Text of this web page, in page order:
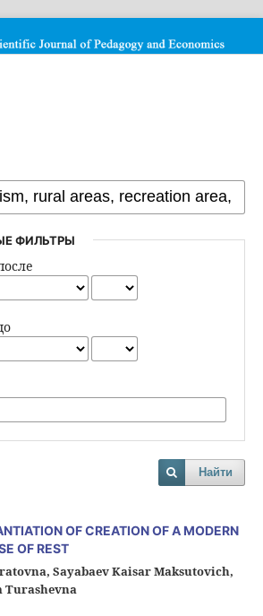
ФИЛЬТРЫ
Найти
OF CREATION OF A MODERN
OF REST
Sayabaev Kaisar Maksutovich,
Turashevna